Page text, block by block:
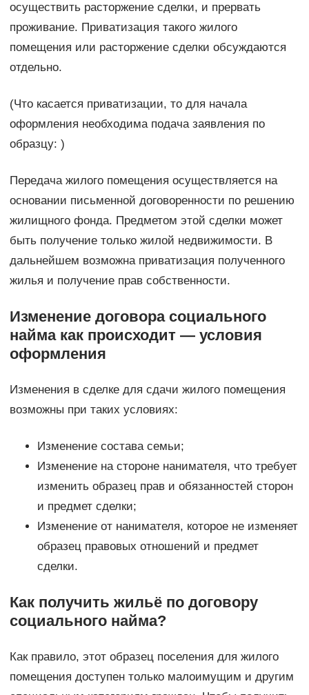
осуществить расторжение сделки, и прервать
проживание. Приватизация такого жилого
помещения или расторжение сделки обсуждаются
отдельно.
(Что касается приватизации, то для начала
оформления необходима подача заявления по
образцу: )
Передача жилого помещения осуществляется на
основании письменной договоренности по решению
жилищного фонда. Предметом этой сделки может
быть получение только жилой недвижимости. В
дальнейшем возможна приватизация полученного
жилья и получение прав собственности.
Изменение договора социального
найма как происходит — условия
оформления
Изменения в сделке для сдачи жилого помещения
возможны при таких условиях:
Изменение состава семьи;
Изменение на стороне нанимателя, что требует
изменить образец прав и обязанностей сторон
и предмет сделки;
Изменение от нанимателя, которое не изменяет
образец правовых отношений и предмет
сделки.
Как получить жильё по договору
социального найма?
Как правило, этот образец поселения для жилого
помещения доступен только малоимущим и другим